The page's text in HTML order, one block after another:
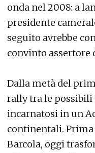
onda nel 2008: a
presidente
seguito avrebbe
convinto assertore
Dalla metà del
rally tra le possibili
incarnatosi in un
continentali.
Barcola, oggi